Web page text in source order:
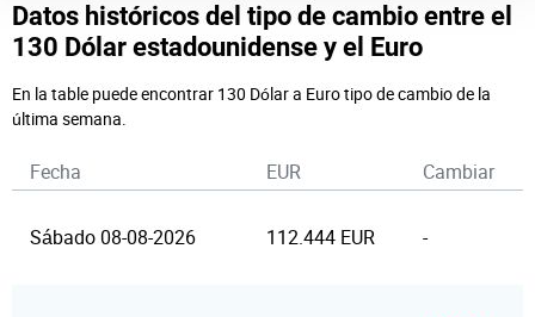
Datos históricos del tipo de cambio entre el
130 Dólar estadounidense y el Euro
En la table puede encontrar 130 Dólar a Euro tipo de cambio de la
última semana.
Fecha EUR Cambiar
Sábado 08-08-2026 112.444 EUR -